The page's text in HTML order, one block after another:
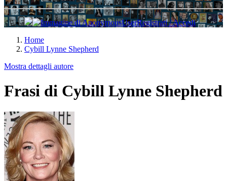
Registrati / Accedi
Home
Cybill Lynne Shepherd
Mostra dettagli autore
Frasi di Cybill Lynne Shepherd